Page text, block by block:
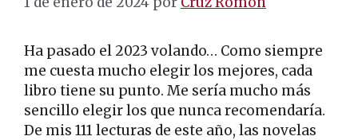
Ha pasado el 2023 volando… Como siempre
me cuesta mucho elegir los mejores, cada
libro tiene su punto. Me sería mucho más
sencillo elegir los que nunca recomendaría.
De mis 111 lecturas de este año, las novelas